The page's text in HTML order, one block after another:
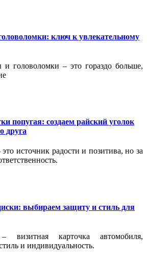
ключ к увлекательному
и головоломки – это гораздо больше,
попугая: создаем райский уголок
друга
источник радости и позитива, но за
выбираем защиту и стиль для
карточка автомобиля,
и индивидуальность.